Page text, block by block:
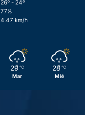
26º - 24º
77%
4.47 km/h
29 ℃
Mar
28 ℃
Mié